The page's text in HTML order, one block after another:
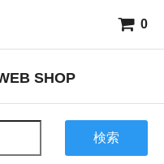
0
SHOP
検索